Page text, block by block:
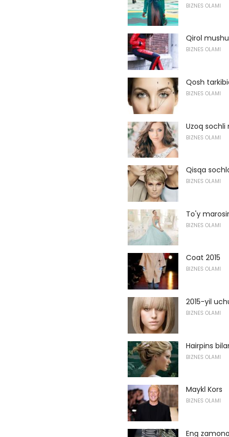
BIZNES OLAMI
Qirol
BIZNES OLAMI
Qosh
BIZNES OLAMI
Uzoq sochli
BIZNES OLAMI
Qisqa
BIZNES OLAMI
To'y
BIZNES OLAMI
Coat 2015
BIZNES OLAMI
2015-yil
BIZNES OLAMI
Hairpins
BIZNES OLAMI
Maykl Kors
BIZNES OLAMI
Eng